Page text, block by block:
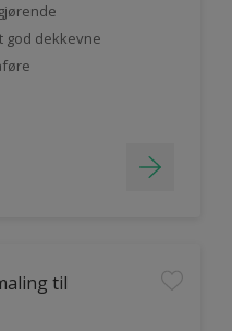
god dekkevne
til